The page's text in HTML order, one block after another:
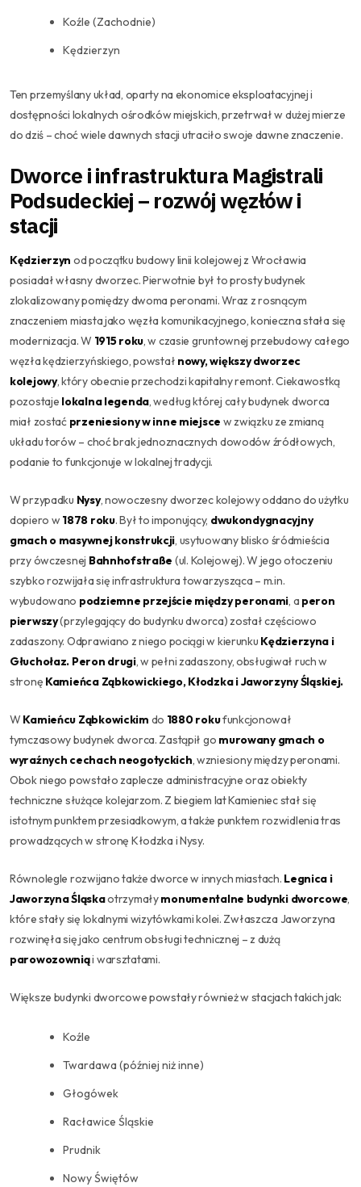
Koźle (Zachodnie)
Kędzierzyn
Ten przemyślany układ, oparty na ekonomice eksploatacyjnej i
dostępności lokalnych ośrodków miejskich, przetrwał w dużej mierze
do dziś – choć wiele dawnych stacji utraciło swoje dawne znaczenie.
Dworce i infrastruktura Magistrali
Podsudeckiej – rozwój węzłów i
stacji
Kędzierzyn od początku budowy linii kolejowej z Wrocławia
posiadał własny dworzec. Pierwotnie był to prosty budynek
zlokalizowany pomiędzy dwoma peronami. Wraz z rosnącym
znaczeniem miasta jako węzła komunikacyjnego, konieczna stała się
modernizacja. W 1915 roku, w czasie gruntownej przebudowy całego
węzła kędzierzyńskiego, powstał nowy, większy dworzec
kolejowy, który obecnie przechodzi kapitalny remont. Ciekawostką
pozostaje lokalna legenda, według której cały budynek dworca
miał zostać przeniesiony w inne miejsce w związku ze zmianą
układu torów – choć brak jednoznacznych dowodów źródłowych,
podanie to funkcjonuje w lokalnej tradycji.
W przypadku Nysy, nowoczesny dworzec kolejowy oddano do użytku
dopiero w 1878 roku. Był to imponujący, dwukondygnacyjny
gmach o masywnej konstrukcji, usytuowany blisko śródmieścia
przy ówczesnej Bahnhofstraße (ul. Kolejowej). W jego otoczeniu
szybko rozwijała się infrastruktura towarzysząca – m.in.
wybudowano podziemne przejście między peronami, a peron
pierwszy(przylegający do budynku dworca) został częściowo
zadaszony. Odprawiano z niego pociągi w kierunku Kędzierzyna i
Głuchołaz. Peron drugi, w pełni zadaszony, obsługiwał ruch w
stronę Kamieńca Ząbkowickiego, Kłodzka i Jaworzyny Śląskiej.
W Kamieńcu Ząbkowickim do 1880 rokufunkcjonował
tymczasowy budynek dworca. Zastąpił go murowany gmach o
wyraźnych cechach neogotyckich, wzniesiony między peronami.
Obok niego powstało zaplecze administracyjne oraz obiekty
techniczne służące kolejarzom. Z biegiem lat Kamieniec stał się
istotnym punktem przesiadkowym, a także punktem rozwidlenia tras
prowadzących w stronę Kłodzka i Nysy.
Równolegle rozwijano także dworce w innych miastach. Legnica i
Jaworzyna Śląskaotrzymałymonumentalne budynki dworcowe,
które stały się lokalnymi wizytówkami kolei. Zwłaszcza Jaworzyna
rozwinęła się jako centrum obsługi technicznej – z dużą
parowozowniąi warsztatami.
Większe budynki dworcowe powstały również w stacjach takich jak:
Koźle
Twardawa (później niż inne)
Głogówek
Racławice Śląskie
Prudnik
Nowy Świętów